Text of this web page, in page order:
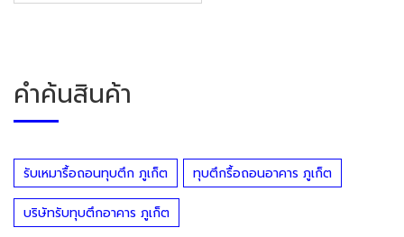
คำค้นสินค้า
รับเหมารื้อถอนทุบตึก ภูเก็ต ทุบตึกรื้อถอนอาคาร ภูเก็ต
บริษัทรับทุบตึกอาคาร ภูเก็ต